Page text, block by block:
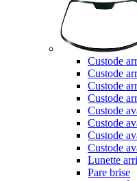
Custode
Custode
Custode
Custode
Custode
Custode
Custode
Custode
Lunette
Pare brise